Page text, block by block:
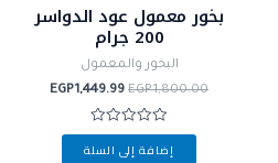
بخور معمول عود الدواسر
200 جرام
البخور والمعمول
EGP1,800.00
EGP1,449.99
تم
التقييم
إضافة إلى السلة